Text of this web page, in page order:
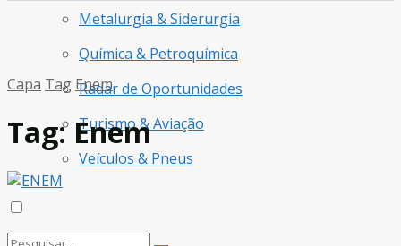
Metalurgia & Siderurgia
Química & Petroquímica
Radar de Oportunidades
Turismo & Aviação
Veículos & Pneus
Capa Tag Enem
Tag:Enem